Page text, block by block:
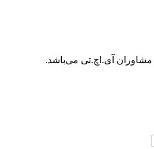
آی.اچ.تی می‌باشد.